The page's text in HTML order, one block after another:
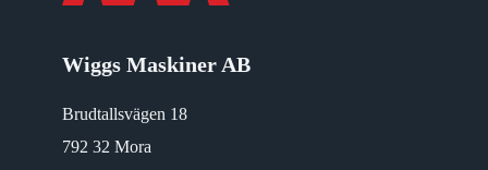
Wiggs Maskiner AB
Brudtallsvägen 18
792 32 Mora